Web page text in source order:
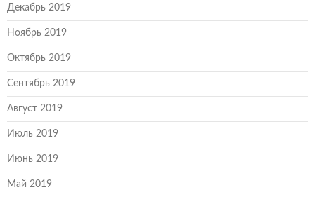
Декабрь 2019
Ноябрь 2019
Октябрь 2019
Сентябрь 2019
Август 2019
Июль 2019
Июнь 2019
Май 2019